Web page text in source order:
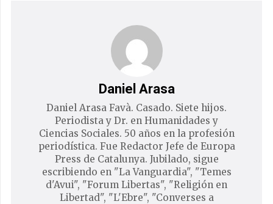
Daniel Arasa
Daniel Arasa Favà. Casado. Siete hijos.
Periodista y Dr. en Humanidades y
Ciencias Sociales. 50 años en la profesión
periodística. Fue Redactor Jefe de Europa
Press de Catalunya. Jubilado, sigue
escribiendo en "La Vanguardia", "Temes
d'Avui", "Forum Libertas", "Religión en
Libertad", "L'Ebre", "Converses a